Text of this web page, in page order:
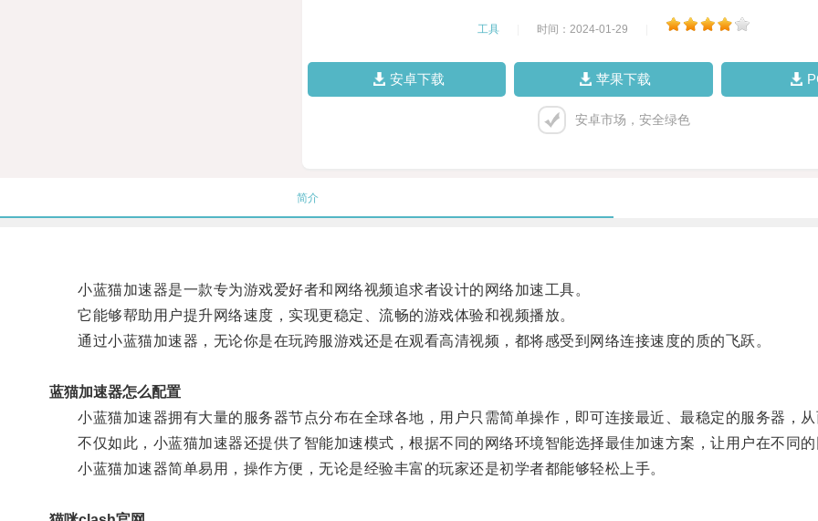
工具 时间：2024-01-29
安卓下载 苹果下载
安卓市场，安全绿色
简介
小蓝猫加速器是一款专为游戏爱好者和网络视频追求者设计的网络加速工具。
它能够帮助用户提升网络速度，实现更稳定、流畅的游戏体验和视频播放。
通过小蓝猫加速器，无论你是在玩跨服游戏还是在观看高清视频，都将感受到网络连接速度的质的飞跃。
蓝猫加速器怎么配置
小蓝猫加速器拥有大量的服务器节点分布在全球各地，用户只需简单操作，即可连接最近、最稳定的服务器，从
不仅如此，小蓝猫加速器还提供了智能加速模式，根据不同的网络环境智能选择最佳加速方案，让用户在不同的
小蓝猫加速器简单易用，操作方便，无论是经验丰富的玩家还是初学者都能够轻松上手。